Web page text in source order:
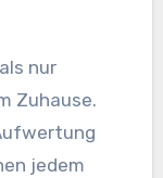
Zuhause.
jedem